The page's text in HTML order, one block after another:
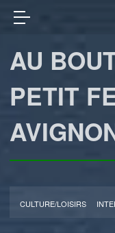
AU
PETIT
CULTURE/LOISIRS